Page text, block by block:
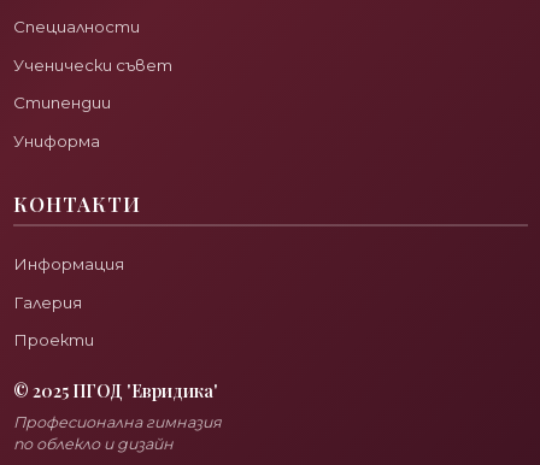
Специалности
Ученически съвет
Стипендии
Униформа
КОНТАКТИ
Информация
Галерия
Проекти
© 2025 ПГОД 'Евридика'
Професионална гимназия
по облекло и дизайн